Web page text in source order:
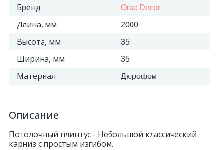
Бренд Orac Decor
Длина, мм 2000
Высота, мм 35
Ширина, мм 35
Материал Дюрофом
Описание
Потолочный плинтус - Небольшой классический
карниз с простым изгибом.